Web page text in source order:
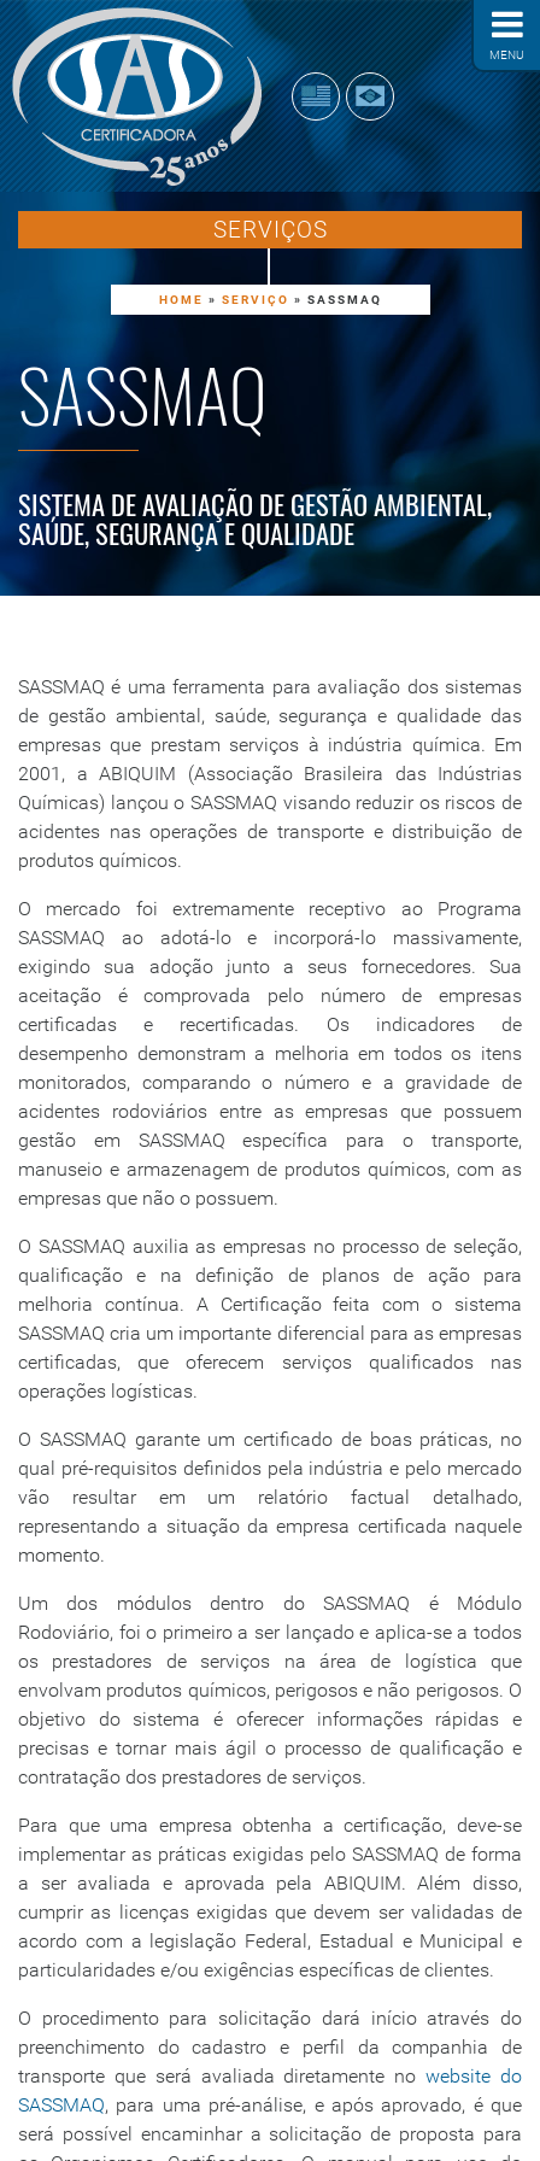
MENU
SERVIÇOS
HOME » SERVIÇO » SASSMAQ
SASSMAQ
SISTEMA DE AVALIAÇÃO DE GESTÃO AMBIENTAL,
SAÚDE, SEGURANÇA E QUALIDADE
SASSMAQ é uma ferramenta para avaliação dos sistemas
de gestão ambiental, saúde, segurança e qualidade das
empresas que prestam serviços à indústria química. Em
2001, a ABIQUIM (Associação Brasileira das Indústrias
Químicas) lançou o SASSMAQ visando reduzir os riscos de
acidentes nas operações de transporte e distribuição de
produtos químicos.
O mercado foi extremamente receptivo ao Programa
SASSMAQ ao adotá-lo e incorporá-lo massivamente,
exigindo sua adoção junto a seus fornecedores. Sua
aceitação é comprovada pelo número de empresas
certificadas e recertificadas. Os indicadores de
desempenho demonstram a melhoria em todos os itens
monitorados, comparando o número e a gravidade de
acidentes rodoviários entre as empresas que possuem
gestão em SASSMAQ específica para o transporte,
manuseio e armazenagem de produtos químicos, com as
empresas que não o possuem.
O SASSMAQ auxilia as empresas no processo de seleção,
qualificação e na definição de planos de ação para
melhoria contínua. A Certificação feita com o sistema
SASSMAQ cria um importante diferencial para as empresas
certificadas, que oferecem serviços qualificados nas
operações logísticas.
O SASSMAQ garante um certificado de boas práticas, no
qual pré-requisitos definidos pela indústria e pelo mercado
vão resultar em um relatório factual detalhado,
representando a situação da empresa certificada naquele
momento.
Um dos módulos dentro do SASSMAQ é Módulo
Rodoviário, foi o primeiro a ser lançado e aplica-se a todos
os prestadores de serviços na área de logística que
envolvam produtos químicos, perigosos e não perigosos. O
objetivo do sistema é oferecer informações rápidas e
precisas e tornar mais ágil o processo de qualificação e
contratação dos prestadores de serviços.
Para que uma empresa obtenha a certificação, deve-se
implementar as práticas exigidas pelo SASSMAQ de forma
a ser avaliada e aprovada pela ABIQUIM. Além disso,
cumprir as licenças exigidas que devem ser validadas de
acordo com a legislação Federal, Estadual e Municipal e
particularidades e/ou exigências específicas de clientes.
O procedimento para solicitação dará início através do
preenchimento do cadastro e perfil da companhia de
transporte que será avaliada diretamente nowebsite do
SASSMAQ, para uma pré-análise, e após aprovado, é que
será possível encaminhar a solicitação de proposta para